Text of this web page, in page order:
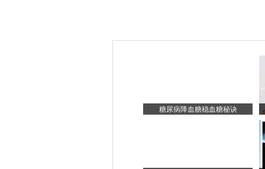
糖尿病降血糖稳血糖秘诀